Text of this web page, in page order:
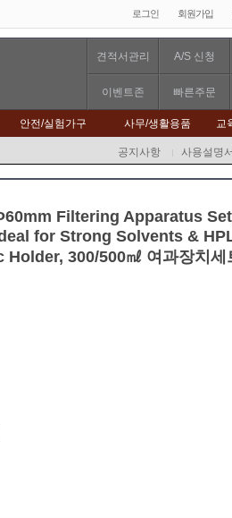
로그인 회원가입
견적서관리 A/S 신청
이벤트존 빠른주문
안전/실험가구 사무/생활용품 교
공지사항 사용설명서
Filtering Apparatus
for Strong Solvents &
Holder, 300/500㎖ 여과장치세